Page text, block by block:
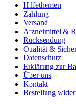
Hilfethemen
Zahlung
Versand
Arzneimittel &
Rücksendung
Qualität &
Datenschutz
Erklärung zur
Über uns
Kontakt
Bestellung